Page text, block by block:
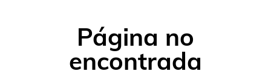
Página no
encontrada